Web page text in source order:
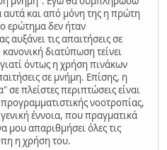
και από μόνη της η πρώτη
ερώτημα δεν ήταν
αυξάνει τις απαιτήσεις σε
διατύπωση τείνει
όντως η χρήση πινάκων
σε μνήμη. Επίσης, η
πλείστες περιπτώσεις είναι
νοοτροπίας,
έννοια, που πραγματικά
μου απαριθμήσει όλες τις
η χρήση του.